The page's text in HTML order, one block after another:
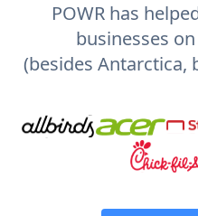
POWR has
businesses
(besides Antarctica,